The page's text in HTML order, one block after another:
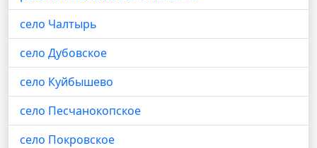
село Чалтырь
село Дубовское
село Куйбышево
село Песчанокопское
село Покровское